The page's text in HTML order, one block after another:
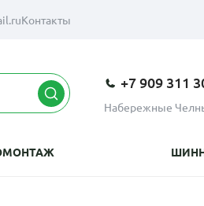
Контакты
+7 909 311
Набережные